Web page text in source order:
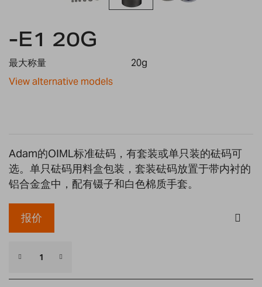
the
of
the
-E1 20G
最大称量
20g
View alternative models
Adam的OIML标准砝码，有套装或单只装的砝码可
选。单只砝码用料盒包装，套装砝码放置于带内衬的
铝合金盒中，配有镊子和白色棉质手套。
报价